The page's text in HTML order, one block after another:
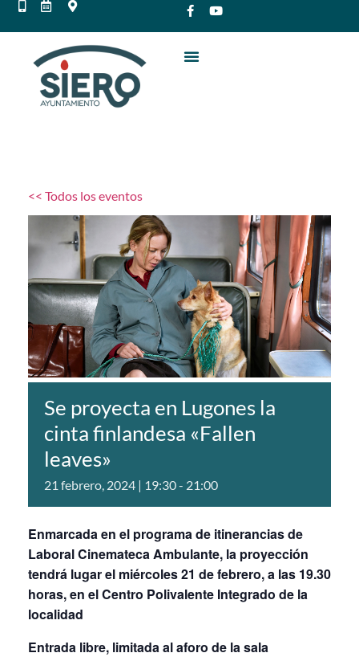
<< Todos los eventos
Se proyecta en Lugones la
cinta finlandesa «Fallen
leaves»
21 febrero, 2024 | 19:30- 21:00
Enmarcada en el programa de itinerancias de
Laboral Cinemateca Ambulante, la proyección
tendrá lugar el miércoles 21 de febrero, a las 19.30
horas, en el Centro Polivalente Integrado de la
localidad
Entrada libre, limitada al aforo de la sala